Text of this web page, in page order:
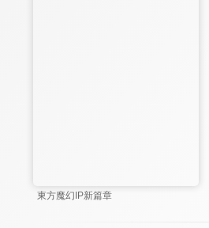
東方魔幻IP新篇章